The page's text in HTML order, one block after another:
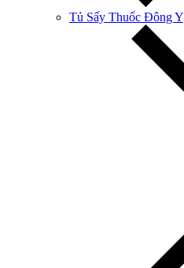
Tủ Sấy Thuốc Đông Y